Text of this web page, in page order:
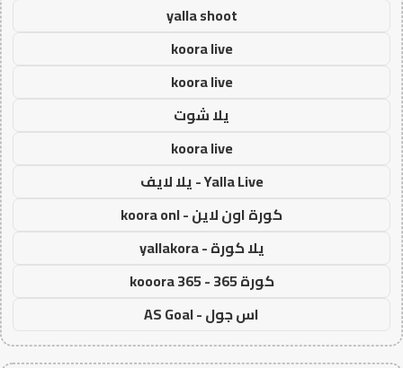
yalla shoot
koora live
koora live
يلا شوت
koora live
Yalla Live - يلا لايف
كورة اون لاين - koora onl
يلا كورة - yallakora
كورة 365 - kooora 365
اس جول - AS Goal